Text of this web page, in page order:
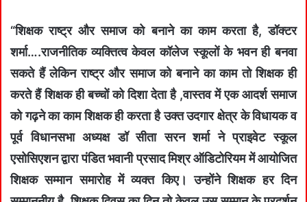
“शिक्षक राष्ट्र और समाज को बनाने का काम करता है, डॉक्टर
शर्मा….राजनीतिक व्यक्तित्व केवल कॉलेज स्कूलों के भवन ही बनवा
सकते हैं लेकिन राष्ट्र और समाज को बनाने का काम तो शिक्षक ही
करते हैं शिक्षक ही बच्चों को दिशा देता है ,वास्तव में एक आदर्श समाज
को गढ़ने का काम शिक्षक ही करता है उक्त उदगार क्षेत्र के विधायक व
पूर्व विधानसभा अध्यक्ष डॉ सीता सरन शर्मा ने प्राइवेट स्कूल
एसोसिएशन द्वारा पंडित भवानी प्रसाद मिश्र ऑडिटोरियम में आयोजित
शिक्षक सम्मान समारोह में व्यक्त किए। उन्होंने शिक्षक हर दिन